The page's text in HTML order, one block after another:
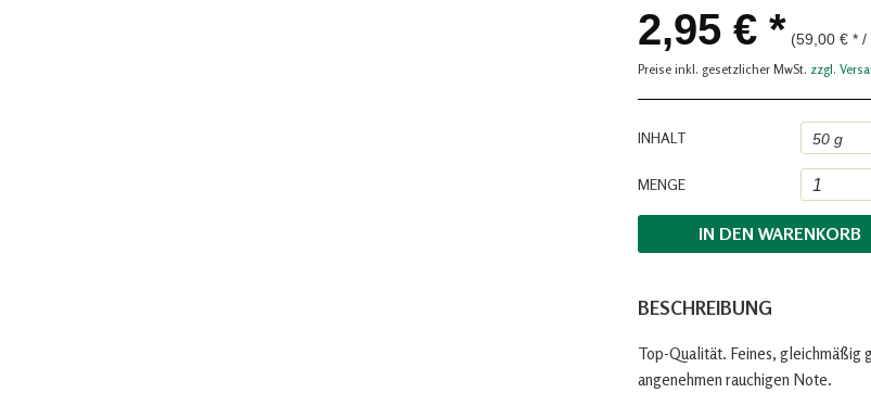
2,95 € * (59,00 € *
Preise inkl. gesetzlicher MwSt. zzgl.
INHALT
MENGE
IN DEN WARENKORB
BESCHREIBUNG
Top-Qualität. Feines, gleichmäßig
angenehmen rauchigen Note.